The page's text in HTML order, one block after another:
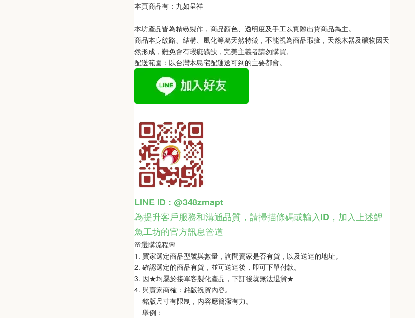
本頁商品有：九如呈祥
本坊產品皆為精緻製作，商品顏色、透明度及手工以實際出貨商品為主。
商品本身紋路、結構、風化等屬天然特徵，不能視為商品瑕疵，天然木器及礦物因天
然形成，難免會有瑕疵礦缺，完美主義者請勿購買。
配送範圍：以台灣本島宅配運送可到的主要都會。
LINE ID : @348zmapt
為提升客戶服務和溝通品質，請掃描條碼或輸入ID ， 加入上述鯉
魚工坊的官方訊息管道
🌸選購流程🌸
1. 買家選定商品型號與數量，詢問賣家是否有貨，以及送達的地址。
2. 確認選定的商品有貨，並可送達後，即可下單付款。
3. 因★均屬於接單客製化產品，下訂後就無法退貨★
4. 與賣家商榷：銘版祝賀內容。
銘版尺寸有限制，內容應簡潔有力。
舉例：